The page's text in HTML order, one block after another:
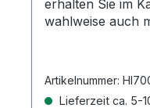
erhalten Sie im
wahlweise auch
Artikelnummer:
Lieferzeit ca. 5-